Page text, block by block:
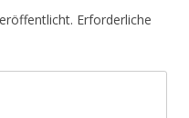
Erforderliche